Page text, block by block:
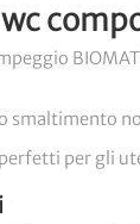
smaltimento
per gli